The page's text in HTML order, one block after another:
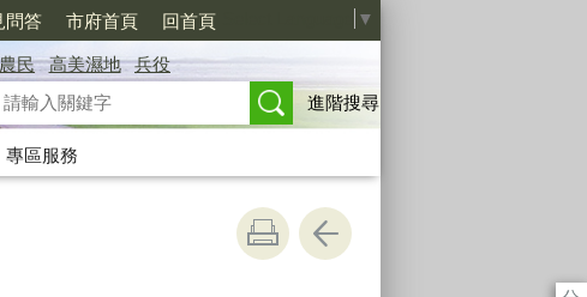
問答 市府首頁 回首頁 ▼
農民 高美濕地
兵役
進階搜尋
專區服務